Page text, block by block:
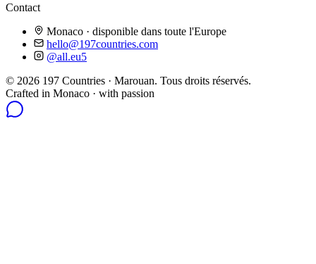
Contact
Monaco · disponible dans toute l'Europe
hello@197countries.com
@all.eu5
© 2026 197 Countries · Marouan. Tous droits réservés.
Crafted in Monaco · with passion